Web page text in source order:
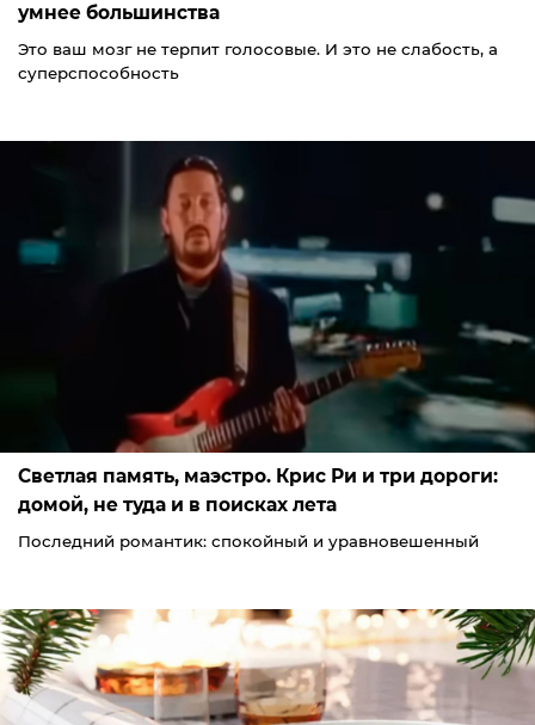
умнее большинства
Это ваш мозг не терпит голосовые. И это не слабость, а
суперспособность
Светлая память, маэстро. Крис Ри и три дороги:
домой, не туда и в поисках лета
Последний романтик: спокойный и уравновешенный